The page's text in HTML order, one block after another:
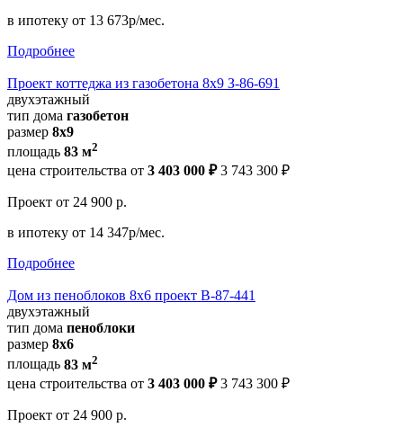
в ипотеку от 13 673р/мес.
Подробнее
Проект коттеджа из газобетона 8х9 З-86-691
двухэтажный
тип дома газобетон
размер 8x9
площадь 83 м2
цена строительства от 3 403 000 ₽ 3 743 300 ₽
Проект от 24 900 р.
в ипотеку от 14 347р/мес.
Подробнее
Дом из пеноблоков 8х6 проект В-87-441
двухэтажный
тип дома пеноблоки
размер 8х6
площадь 83 м2
цена строительства от 3 403 000 ₽ 3 743 300 ₽
Проект от 24 900 р.